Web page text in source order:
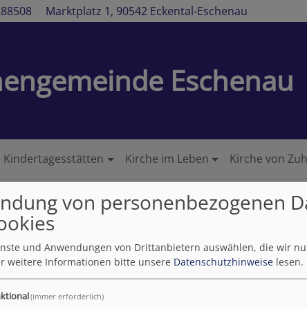
Marktplatz 1, 90542 Eckental-Eschenau
Eschenau
Kindertagesstätten Kirche im Leben Kirche von
von personenbezogenen
und Anwendungen von Drittanbietern auswählen, die wir
weitere Informationen bitte unsere Datenschutzhinweise lesen.
(immer erforderlich)